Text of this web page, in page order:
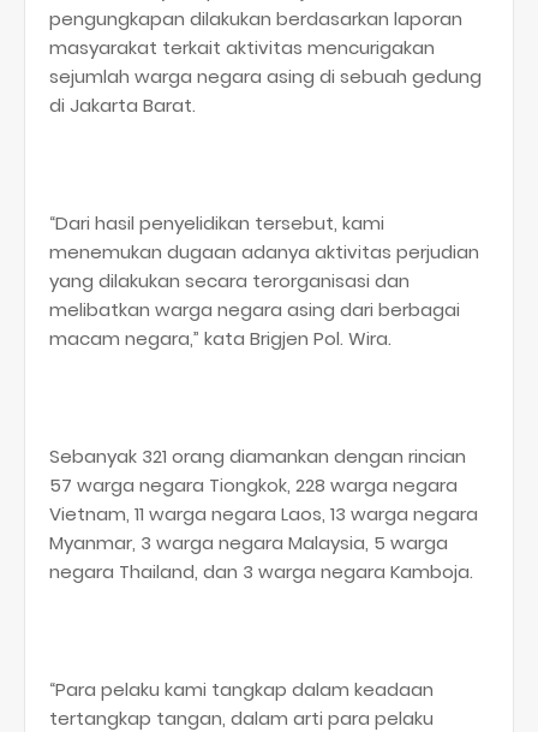
pengungkapan dilakukan berdasarkan laporan
masyarakat terkait aktivitas mencurigakan
sejumlah warga negara asing di sebuah gedung
di Jakarta Barat.
“Dari hasil penyelidikan tersebut, kami
menemukan dugaan adanya aktivitas perjudian
yang dilakukan secara terorganisasi dan
melibatkan warga negara asing dari berbagai
macam negara,” kata Brigjen Pol. Wira.
Sebanyak 321 orang diamankan dengan rincian
57 warga negara Tiongkok, 228 warga negara
Vietnam, 11 warga negara Laos, 13 warga negara
Myanmar, 3 warga negara Malaysia, 5 warga
negara Thailand, dan 3 warga negara Kamboja.
“Para pelaku kami tangkap dalam keadaan
tertangkap tangan, dalam arti para pelaku